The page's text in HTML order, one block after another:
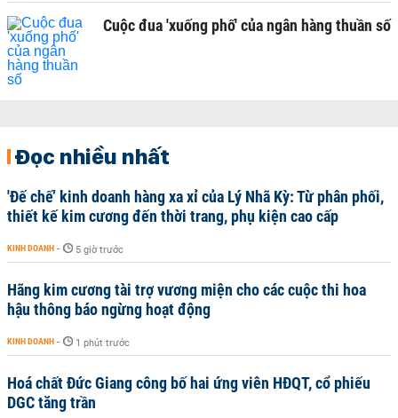
Cuộc đua 'xuống phố' của ngân hàng thuần số
Đọc nhiều nhất
'Đế chế’ kinh doanh hàng xa xỉ của Lý Nhã Kỳ: Từ phân phối,
thiết kế kim cương đến thời trang, phụ kiện cao cấp
KINH DOANH - 5 giờ trước
Hãng kim cương tài trợ vương miện cho các cuộc thi hoa
hậu thông báo ngừng hoạt động
KINH DOANH - 1 phút trước
Hoá chất Đức Giang công bố hai ứng viên HĐQT, cổ phiếu
DGC tăng trần